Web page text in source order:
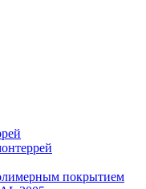
покрытием